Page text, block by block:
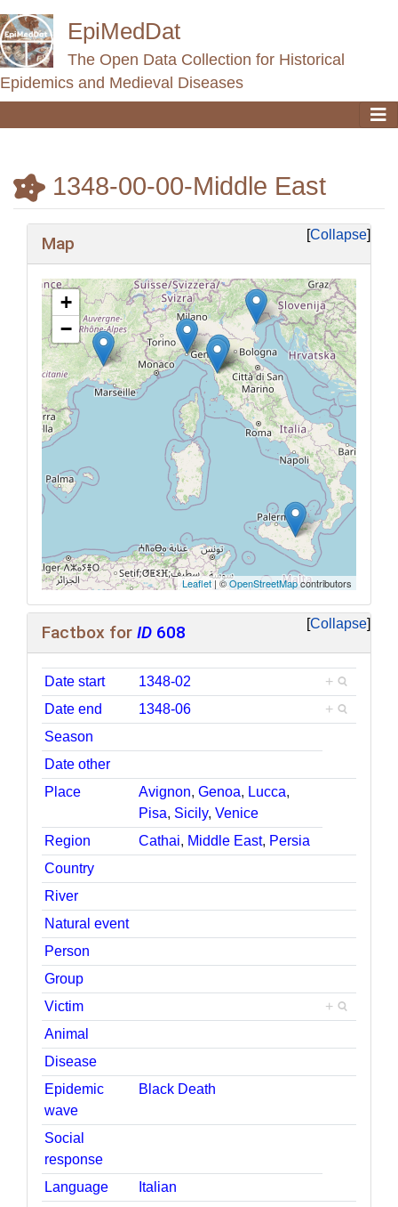
EpiMedDat
The Open Data Collection for Historical
Epidemics and Medieval Diseases
1348-00-00-Middle East
Collapse
Map
+
−
Leaflet| ©OpenStreetMapcontributors
Collapse
Factbox for ID 608
Date start 1348-02
+
Date end
1348-06
+
Season
Date other
Place
Avignon,Genoa, Lucca,
Pisa, Sicily,Venice
Region
Cathai, Middle East, Persia
Country
River
Natural event
Person
Group
Victim
+
Animal
Disease
Epidemic
wave
Black Death
Social
response
Language
Italian